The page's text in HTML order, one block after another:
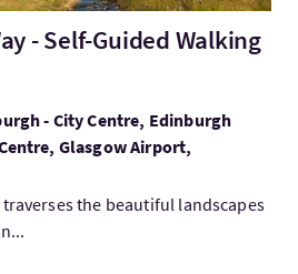
- Self-Guided Walking
- City Centre, Edinburgh
Glasgow Airport,
traverses the beautiful landscapes